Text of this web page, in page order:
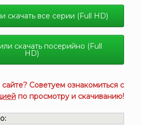
скачать все серии (Full HD)
скачать посерийно (Full
HD)
Советуем ознакомиться с
по просмотру и скачиванию!